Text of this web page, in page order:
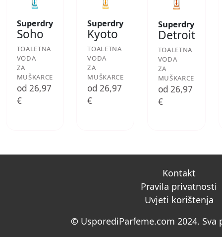
Superdry
Soho
TOALETNA
VODA
ZA
MUŠKARCE
od 26,97
€
Superdry
Kyoto
TOALETNA
VODA
ZA
MUŠKARCE
od 26,97
€
Superdry
Detroit
TOALETNA
VODA
ZA
MUŠKARCE
od 26,97
€
Kontakt
Pravila privatnosti
Uvjeti korištenja
© UsporediParfeme.com 2024. Sva